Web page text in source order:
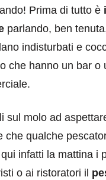
Prima di tutto è
parlando, ben
indisturbati e
che hanno un bar o
sul molo ad
che qualche
infatti la mattina i
o ai ristoratori il